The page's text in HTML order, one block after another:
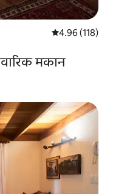
औसत रेटिंग 5 में से
4.96 (118)
मकान